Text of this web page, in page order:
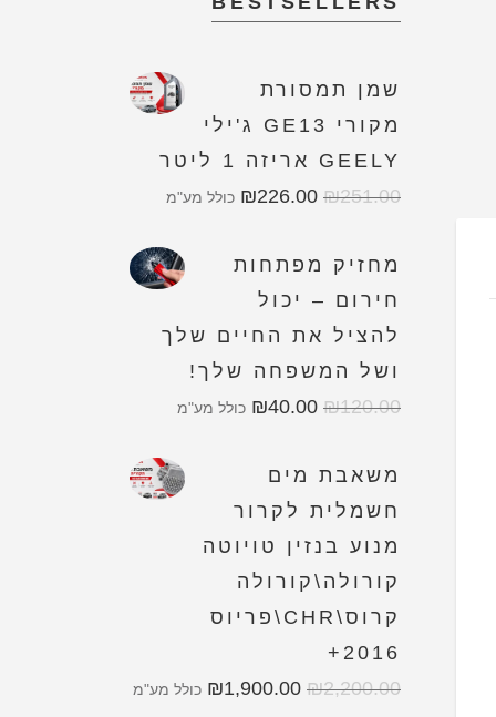
שמן תמסורת
מקורי GE13 ג'ילי
GEELY אריזה 1 ליטר
₪251.00
₪226.00 כולל מע"מ
מחזיק מפתחות
חירום – יכול
להציל את החיים שלך
ושל המשפחה שלך!
₪120.00
₪40.00 כולל מע"מ
משאבת מים
חשמלית לקרור
מנוע בנזין טויוטה
קורולה\קורולה
קרוס\CHR\פריוס
2016+
₪2,200.00
₪1,900.00 כולל מע"מ